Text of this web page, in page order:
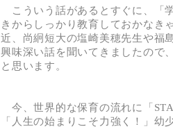
こういう話があるとすぐに、「
きからしっかり教育しておかなき
近、尚絅短大の塩崎美穂先生や福
興味深い話を聞いてきましたので
と思います。
今、世界的な保育の流れに「
「人生の始まりこそ力強く！」